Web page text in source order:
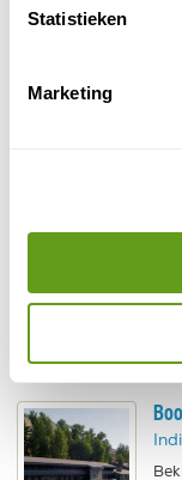
Statistieken
Marketing